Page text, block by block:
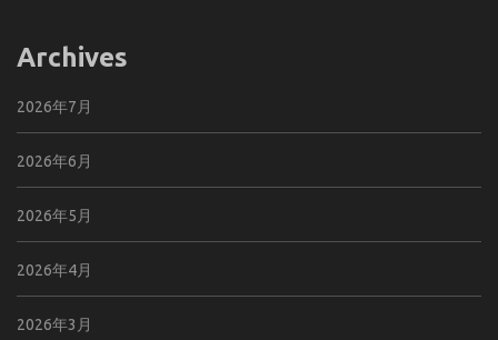
ン
Archives
2026年7月
2026年6月
2026年5月
2026年4月
2026年3月